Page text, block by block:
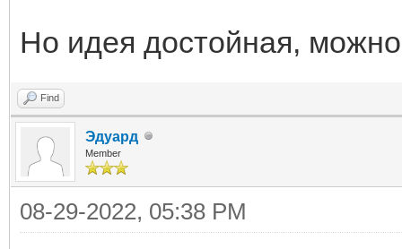
Но идея достойная,
Find
Эдуард
Member
08-29-2022, 05:38 PM